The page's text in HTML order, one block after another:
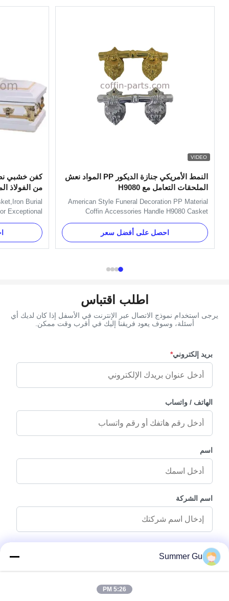
VIDEO
النمط الأمريكي جنازة الديكور PP المواد نعش
الملحقات التعامل مع H9080
American Style Funeral Decoration PP Material
Coffin Accessories Handle H9080 Casket
Accessories Handles Specification: Item Name
TX-Model H9080 Material Plastic (PP) Color
Gold, silver, copper, as your order Delivery Time
30 days after the order confirmed Payment Term
احصل على أفضل سعر
كفن خشبي
من الفولاذ
استثنائية
Burial
Exceptional
Coffin
and style,
the finest
is made with
اطلب اقتباس
يرجى استخدام نموذج الاتصال عبر الإنترنت في الأسفل إذا كان لديك أي
أسئلة، وسوف يعود فريقنا إليك في أقرب وقت ممكن.
بريد إلكتروني*
الهاتف / واتساب
اسم
اسم الشركة
رسالة استفسار
Summer Gu
5:26 PM